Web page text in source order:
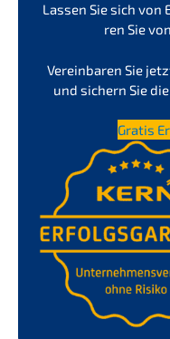
Lassen Sie sich
ren Sie
Verein­ba­ren Sie
und sichern Sie
Gratis